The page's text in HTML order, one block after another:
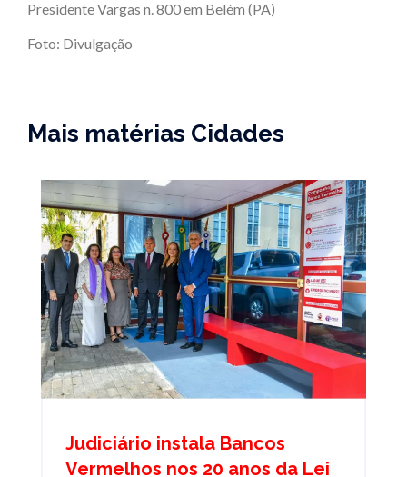
Presidente Vargas n. 800 em Belém (PA)
Foto: Divulgação
Mais matérias Cidades
Judiciário instala Bancos
Vermelhos nos 20 anos da Lei